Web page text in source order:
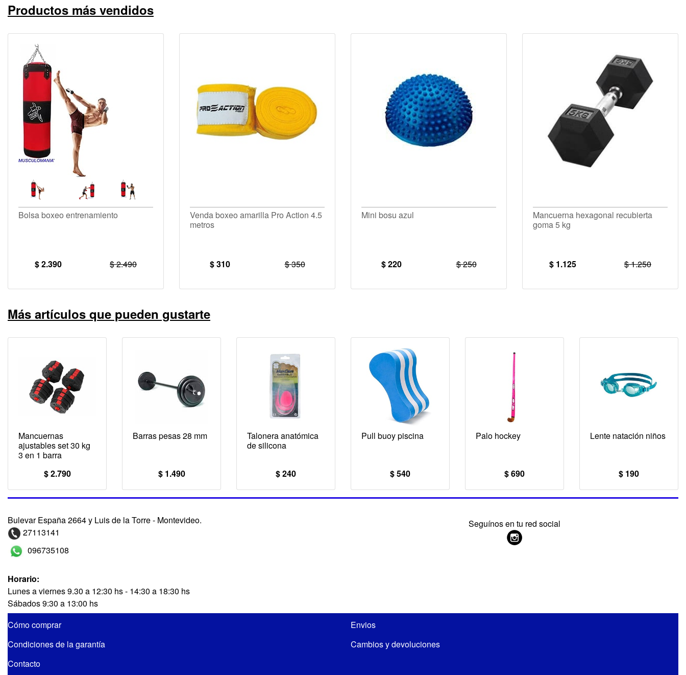
Productos más vendidos
Bolsa boxeo entrenamiento
$ 2.390 $ 2.490
Venda boxeo amarilla Pro Action 4.5
metros
$ 310 $ 350
Mini bosu azul
$ 220 $ 250
Mancuerna hexagonal recubierta
goma 5 kg
$ 1.125 $ 1.250
Más artículos que pueden gustarte
Mancuernas
ajustables set 30 kg
3 en 1 barra
$ 2.790
Barras pesas 28 mm
$ 1.490
Talonera anatómica
de silicona
$ 240
Pull buoy piscina
$ 540
Palo hockey
$ 690
Lente natación niños
$ 190
Bulevar España 2664 y Luis de la Torre - Montevideo.
27113141
096735108
Horario:
Lunes a viernes 9.30 a 12:30 hs - 14:30 a 18:30 hs
Sábados 9:30 a 13:00 hs
Seguínos en tu red social
Cómo comprar
Envios
Condiciones de la garantía
Cambios y devoluciones
Contacto